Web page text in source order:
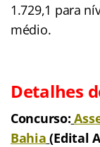
1.729,1 para
médio.
Detalhes
Concurso:
Bahia (Edital